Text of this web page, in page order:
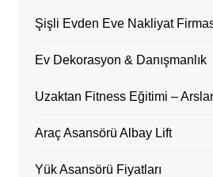
Şişli Evden Eve Nakliyat
Ev Dekorasyon & Danışmanlık
Uzaktan Fitness Eğitimi –
Araç Asansörü Albay Lift
Yük Asansörü Fiyatları